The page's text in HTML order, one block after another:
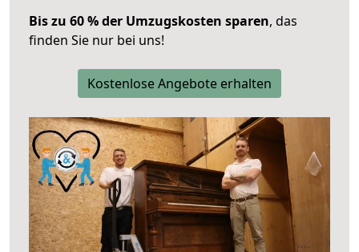
Bis zu 60 % der Umzugskosten sparen, das
finden Sie nur bei uns!
Kostenlose Angebote erhalten